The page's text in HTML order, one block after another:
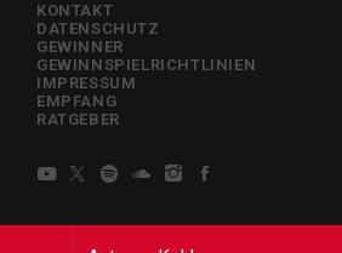
KONTAKT
DATENSCHUTZ
GEWINNER
GEWINNSPIELRICHTLINIEN
IMPRESSUM
EMPFANG
RATGEBER